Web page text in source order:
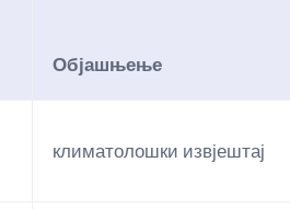
Објашњење
климатолошки извјештај